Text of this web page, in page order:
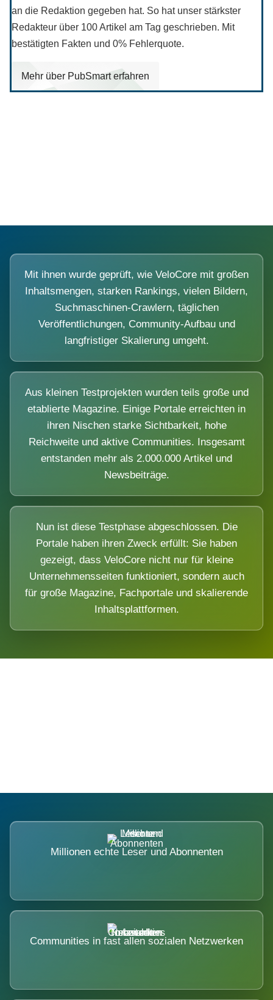
an die Redaktion gegeben hat. So hat unser stärkster
Redakteur über 100 Artikel am Tag geschrieben. Mit
bestätigten Fakten und 0% Fehlerquote.
Mehr über PubSmart erfahren
Mit ihnen wurde geprüft, wie VeloCore mit großen
Inhaltsmengen, starken Rankings, vielen Bildern,
Suchmaschinen-Crawlern, täglichen
Veröffentlichungen, Community-Aufbau und
langfristiger Skalierung umgeht.
Aus kleinen Testprojekten wurden teils große und
etablierte Magazine. Einige Portale erreichten in
ihren Nischen starke Sichtbarkeit, hohe
Reichweite und aktive Communities. Insgesamt
entstanden mehr als 2.000.000 Artikel und
Newsbeiträge.
Nun ist diese Testphase abgeschlossen. Die
Portale haben ihren Zweck erfüllt: Sie haben
gezeigt, dass VeloCore nicht nur für kleine
Unternehmensseiten funktioniert, sondern auch
für große Magazine, Fachportale und skalierende
Inhaltsplattformen.
Millionen echte Leser und Abonnenten
Communities in fast allen sozialen Netzwerken